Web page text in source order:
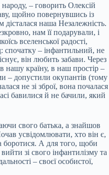
– говорить Олексій
щойно повернувшись із
дісталася наша Незалежність.
нам її подарували, і
вселенської радості,
спочатку – інфантильний, не
він любить забави. Через
нашу країну, в наш простір –
– допустили окупантів (тому
не зі зброї, вона почалася
бавилися й не бачили, який
свого батька, а знайшов
усвідомлювати, хто він є,
боротися. А для того, щоби
зі свого інфантилізму та
– своєї особистої,